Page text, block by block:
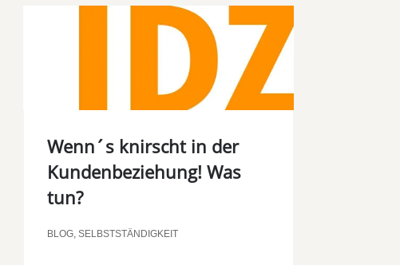
Wenn´s knirscht in der
Kundenbeziehung! Was
tun?
BLOG, SELBSTSTÄNDIGKEIT